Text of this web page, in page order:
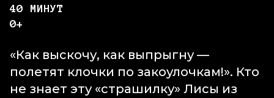
40 МИНУТ
0+
«Как выскочу, как выпрыгну —
полетят клочки по закоулочкам!». Кто
не знает эту «страшилку» Лисы из